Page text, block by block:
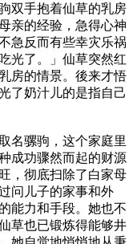
双手抱着仙草的乳房
亲的经验，急得心神
急反而有些幸灾乐祸
光了。」仙草突然红
房的情景。後来才悟
了奶汁儿的是指自己
，这个家庭里
成功骤然而起的财源
，彻底扫除了白家母
问儿子的家事和外
能力和手段。她也不
草也已锻炼得能够井